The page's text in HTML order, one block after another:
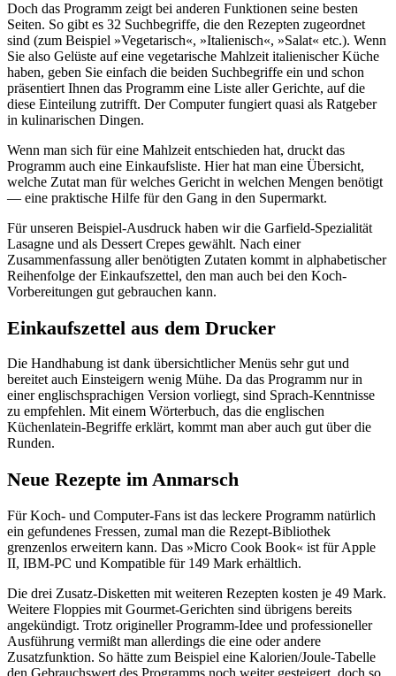
Doch das Programm zeigt bei anderen Funktionen seine besten
Seiten. So gibt es 32 Suchbegriffe, die den Rezepten zugeordnet
sind (zum Beispiel »Vegetarisch«, »Italienisch«, »Salat« etc.). Wenn
Sie also Gelüste auf eine vegetarische Mahlzeit italienischer Küche
haben, geben Sie einfach die beiden Suchbegriffe ein und schon
präsentiert Ihnen das Programm eine Liste aller Gerichte, auf die
diese Einteilung zutrifft. Der Computer fungiert quasi als Ratgeber
in kulinarischen Dingen.
Wenn man sich für eine Mahlzeit entschieden hat, druckt das
Programm auch eine Einkaufsliste. Hier hat man eine Übersicht,
welche Zutat man für welches Gericht in welchen Mengen benötigt
— eine praktische Hilfe für den Gang in den Supermarkt.
Für unseren Beispiel-Ausdruck haben wir die Garfield-Spezialität
Lasagne und als Dessert Crepes gewählt. Nach einer
Zusammenfassung aller benötigten Zutaten kommt in alphabetischer
Reihenfolge der Einkaufszettel, den man auch bei den Koch-
Vorbereitungen gut gebrauchen kann.
Einkaufszettel aus dem Drucker
Die Handhabung ist dank übersichtlicher Menüs sehr gut und
bereitet auch Einsteigern wenig Mühe. Da das Programm nur in
einer englischsprachigen Version vorliegt, sind Sprach-Kenntnisse
zu empfehlen. Mit einem Wörterbuch, das die englischen
Küchenlatein-Begriffe erklärt, kommt man aber auch gut über die
Runden.
Neue Rezepte im Anmarsch
Für Koch- und Computer-Fans ist das leckere Programm natürlich
ein gefundenes Fressen, zumal man die Rezept-Bibliothek
grenzenlos erweitern kann. Das »Micro Cook Book« ist für Apple
II, IBM-PC und Kompatible für 149 Mark erhältlich.
Die drei Zusatz-Disketten mit weiteren Rezepten kosten je 49 Mark.
Weitere Floppies mit Gourmet-Gerichten sind übrigens bereits
angekündigt. Trotz origineller Programm-Idee und professioneller
Ausführung vermißt man allerdings die eine oder andere
Zusatzfunktion. So hätte zum Beispiel eine Kalorien/Joule-Tabelle
den Gebrauchswert des Programms noch weiter gesteigert, doch so